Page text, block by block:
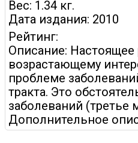
Вес: 1.34 кг.
Дата издания: 2010
Рейтинг:
Описание: Настоящее
возрастающему
проблеме
тракта. Это
заболеваний (третье
Дополнительное